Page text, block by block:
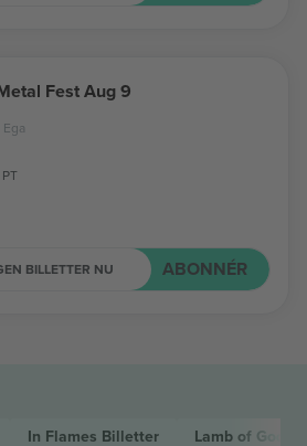
Fest Aug 9
BILLETTER NU ABONNÉR
In Flames Billetter Lamb of God